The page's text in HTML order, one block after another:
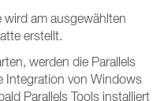
am ausgewählten
erstellt.
werden die Parallels
Integration von Windows
Parallels Tools installiert